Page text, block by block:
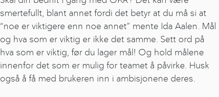
smertefullt, blant annet fordi det betyr at du må si at
“noe er viktigere enn noe annet” mente Ida Aalen. Mål
og hva som er viktig er ikke det samme. Sett ord på
hva som er viktig, før du lager mål! Og hold målene
innenfor det som er mulig for teamet å påvirke. Husk
også å få med brukeren inn i ambisjonene deres.